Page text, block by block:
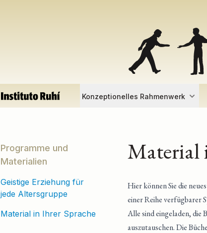
Konzeptionelles Rahmenwerk
Programme und
Materialien
Geistige Erziehung für
jede Altersgruppe
Material in Ihrer Sprache
Material
Hier können Sie die
einer Reihe verfügbarer
Alle sind eingeladen, die
auszutauschen. Die